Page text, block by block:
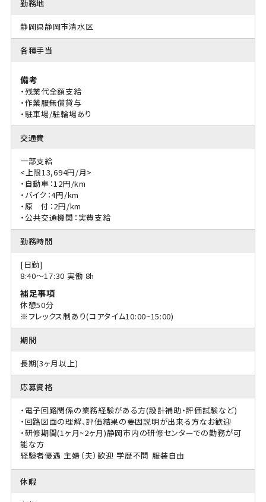
勤務地
静岡県静岡市清水区
各種手当
備考
・残業代全額支給
・作業服無償貸与
・駐車場/駐輪場あり
交通費
一部支給
<上限13,694円/月>
・自動車：12円/km
・バイク：4円/km
・原 付：2円/km
・公共交通機関：実費支給
勤務時間
[日勤]
8:40〜17:30 実働 8h
補足事項
休憩50分
※フレックス制あり(コアタイム10:00~15:00)
期間
長期(3ヶ月以上)
応募資格
・電子回路関係の業務経験がある方(設計補助・評価試験など)
・回路図面の理解、評価結果の要因説明が出来る方なお歓迎
・研修期間(1ヶ月~2ヶ月)静岡市内の研修センターでの勤務が可
能な方
経験者優遇 主婦（夫）歓迎 学歴不問 服装自由
休暇